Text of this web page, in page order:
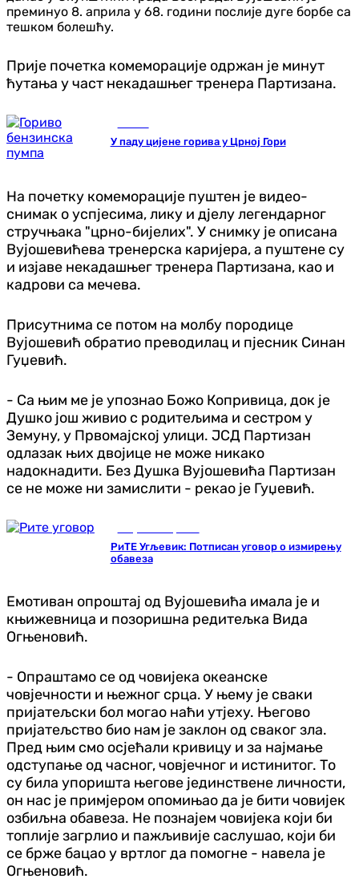
преминуо 8. априла у 68. години послије дуге борбе са
тешком болешћу.
Прије почетка комеморације одржан је минут
ћутања у част некадашњег тренера Партизана.
У паду цијене горива у Црној Гори
На почетку комеморације пуштен је видео-
снимак о успјесима, лику и дјелу легендарног
стручњака "црно-бијелих". У снимку је описана
Вујошевићева тренерска каријера, а пуштене су
и изјаве некадашњег тренера Партизана, као и
кадрови са мечева.
Присутнима се потом на молбу породице
Вујошевић обратио преводилац и пјесник Синан
Гуџевић.
- Са њим ме је упознао Божо Копривица, док је
Душко још живио с родитељима и сестром у
Земуну, у Првомајској улици. ЈСД Партизан
одлазак њих двојице не може никако
надокнадити. Без Душка Вујошевића Партизан
се не може ни замислити - рекао је Гуџевић.
РиТЕ Угљевик: Потписан уговор о измирењу
обавеза
Емотиван опроштај од Вујошевића имала је и
књижевница и позоришна редитељка Вида
Огњеновић.
- Опраштамо се од човијека океанске
човјечности и њежног срца. У њему је сваки
пријатељски бол могао наћи утјеху. Његово
пријатељство био нам је заклон од сваког зла.
Пред њим смо осјећали кривицу и за најмање
одступање од часног, човјечног и истинитог. То
су била упоришта његове јединствене личности,
он нас је примјером опомињао да је бити човијек
озбиљна обавеза. Не познајем човијека који би
топлије загрлио и пажљивије саслушао, који би
се брже бацао у вртлог да помогне - навела је
Огњеновић.